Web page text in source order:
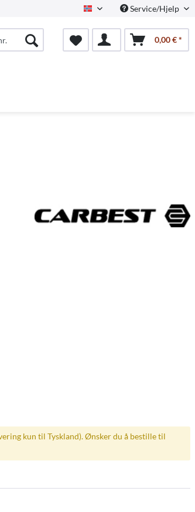
NorwegianService/Hjelp
0,00 € *
kun til Tyskland). Ønsker du å bestille til